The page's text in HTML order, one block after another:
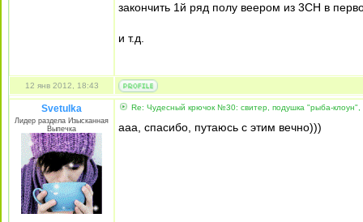
закончить 1й ряд полу веером из 3СН в
и т.д.
12 янв 2012, 18:43
Svetulka
Лидер раздела Изысканная
Выпечка
Re: Чудесный крючок №30: свитер, подушка "рыба-клоун",
ааа, спасибо, путаюсь с этим вечно)))